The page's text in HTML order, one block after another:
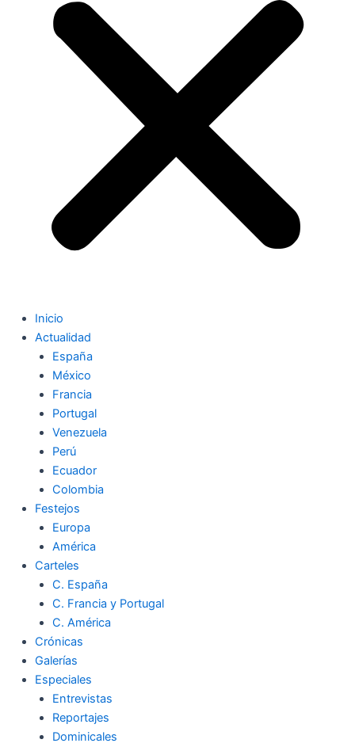
Inicio
Actualidad
España
México
Francia
Portugal
Venezuela
Perú
Ecuador
Colombia
Festejos
Europa
América
Carteles
C. España
C. Francia y Portugal
C. América
Crónicas
Galerías
Especiales
Entrevistas
Reportajes
Dominicales